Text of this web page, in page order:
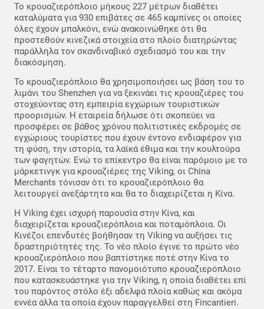
Το κρουαζιερόπλοιο μήκους 227 μέτρων διαθέτει
καταλύματα για 930 επιβάτες σε 465 καμπίνες οι οποίες
όλες έχουν μπαλκόνι, ενώ ανακοινώθηκε ότι θα
προστεθούν κινεζικά στοιχεία στο πλοίο διατηρώντας
παράλληλα τον σκανδιναβικό σχεδιασμό του και την
διακόσμηση.
Το κρουαζιερόπλοιο θα χρησιμοποιήσει ως βάση του το
λιμάνι του Shenzhen για να ξεκινάει τις κρουαζιέρες του
στοχεύοντας στη εμπειρία εγχώριων τουριστικών
προορισμών. Η εταιρεία δήλωσε ότι σκοπεύει να
προσφέρει σε βάθος χρόνου πολιτιστικές εκδρομές σε
εγχώριους τουρίστες που έχουν έντονο ενδιαφέρον για
τη φύση, την ιστορία, τα λαϊκά έθιμα και την κουλτούρα
των φαγητών. Ενώ το επίκεντρο θα είναι παρόμοιο με το
μάρκετινγκ για κρουαζιέρες της Viking, οι China
Merchants τόνισαν ότι το κρουαζιερόπλοιο θα
λειτουργεί ανεξάρτητα και θα το διαχειρίζεται η Κίνα.
Η Viking έχει ισχυρή παρουσία στην Κίνα, και
διαχειρίζεται κρουαζιερόπλοια και ποταμόπλοια. Οι
Κινέζοι επενδυτές βοήθησαν τη Viking να αυξήσει τις
δραστηριότητές της. Το νέο πλοίο έγινε το πρώτο νέο
κρουαζιερόπλοιο που βαπτίστηκε ποτέ στην Κίνα το
2017. Είναι το τέταρτο πανομοιότυπο κρουαζιερόπλοιο
που κατασκευάστηκε για την Viking, η οποία διαθέτει επί
του παρόντος στόλο έξι αδελφά πλοία καθώς και ακόμα
εννέα άλλα τα οποία έχουν παραγγελθεί στη Fincantieri.